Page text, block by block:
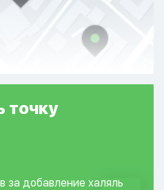
точку
за добавление халяль